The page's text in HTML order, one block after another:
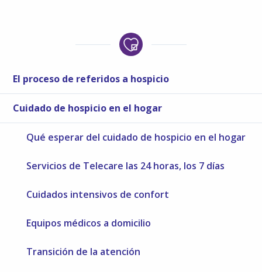
El proceso de referidos a hospicio
Cuidado de hospicio en el hogar
Qué esperar del cuidado de hospicio en el hogar
Servicios de Telecare las 24 horas, los 7 días
Cuidados intensivos de confort
Equipos médicos a domicilio
Transición de la atención